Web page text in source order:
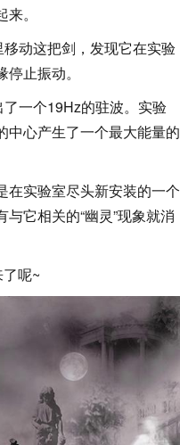
。
动这把剑，发现它在实验
止振动。
一个19Hz的驻波。实验
中心产生了一个最大能量的
在实验室尽头新安装的一个
它相关的“幽灵”现象就消
呢~